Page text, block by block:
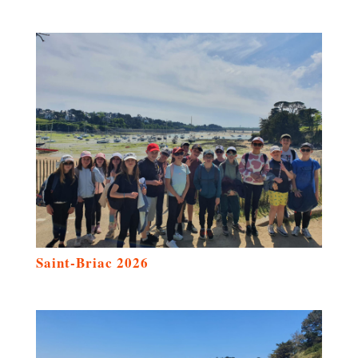
Saint-Briac 2026